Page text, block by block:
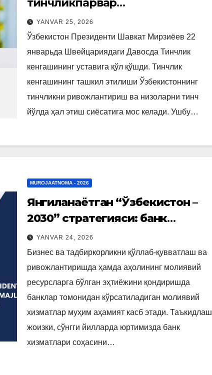
тинчликпарвар
дипломатиясининг узвий
давоми
YANVAR 25, 2026
Ўзбекистон Президенти Шавкат Мирзиёев 22
январьда Швейцариядаги Давосда Тинчлик
кенгашининг уставига қўл қўшди. Тинчлик
кенгашининг ташкил этилиши Ўзбекистоннинг
тинчликни ривожлантириш ва низоларни тинч
йўлда ҳал этиш сиёсатига мос келади. Ушбу…
MUROJAATNOMA - 2026
Янгиланаётган “Ўзбекистон –
2030” стратегияси: банк
соҳасини такомиллаштиришнинг
асосий йўналишлари
YANVAR 24, 2026
Бизнес ва тадбиркорликни қўллаб-қувватлаш ва
ривожлантиришда ҳамда аҳолининг молиявий
ресурсларга бўлган эҳтиёжини қондиришда
банклар томонидан кўрсатиладиган молиявий
хизматлар муҳим аҳамият касб этади. Таъкидлаш
жоизки, сўнгги йилларда юртимизда банк
хизматлари соҳасини…